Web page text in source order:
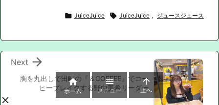
 JuiceJuice  JuiceJuice , ジュースジュース
胸を丸出しで田町の『＆COFFEE』でコー
ヒーブレイクする野中美希リーダー

Next

ホーム

メニュー

上へ